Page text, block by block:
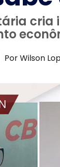
cria
Por Wilson